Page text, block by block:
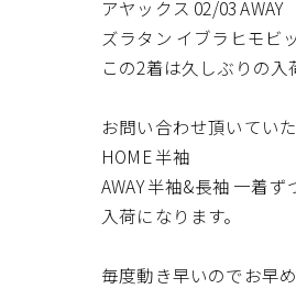
アヤックス 02/03 AWAY
ズラタン イブラヒモビ
この2着は久しぶりの入
お問い合わせ頂いてい
HOME 半袖
AWAY 半袖&長袖 一着ず
入荷になります。
毎度動き早いのでお早